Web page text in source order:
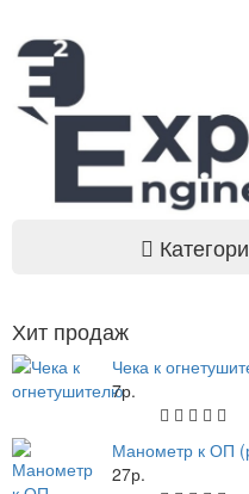
Контроль доступа
Видеонаблюдение
Кабель и комплектующие
Источники питания
Шкафы, Щиты и Боксы
Хит продаж
Чека к
7р.
Манометр к ОП
27р.